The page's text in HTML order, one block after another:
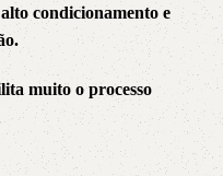
condicionamento e
muito o processo